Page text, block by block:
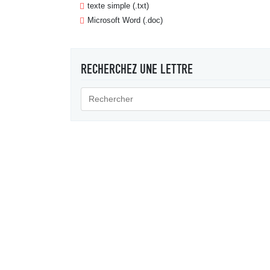
texte simple (.txt)
Microsoft Word (.doc)
RECHERCHEZ UNE LETTRE